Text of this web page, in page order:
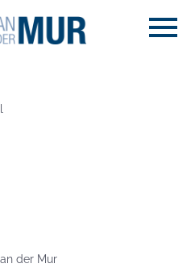
der Mur